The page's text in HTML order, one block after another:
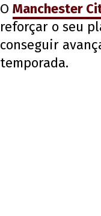
O Manchester
reforçar o seu
conseguir
temporada.